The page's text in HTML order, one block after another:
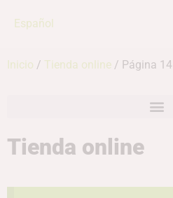
Español
Inicio / Tienda online / Página 14
Tienda online